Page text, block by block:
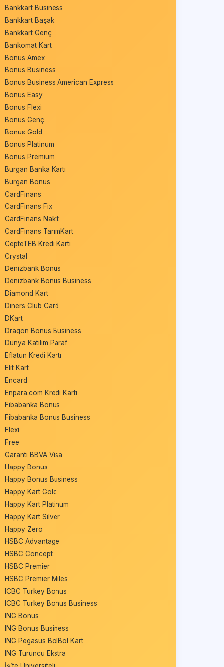
Bankkart Business
Bankkart Başak
Bankkart Genç
Bankomat Kart
Bonus Amex
Bonus Business
Bonus Business American Express
Bonus Easy
Bonus Flexi
Bonus Genç
Bonus Gold
Bonus Platinum
Bonus Premium
Burgan Banka Kartı
Burgan Bonus
CardFinans
CardFinans Fix
CardFinans Nakit
CardFinans TarımKart
CepteTEB Kredi Kartı
Crystal
Denizbank Bonus
Denizbank Bonus Business
Diamond Kart
Diners Club Card
DKart
Dragon Bonus Business
Dünya Katılım Paraf
Eflatun Kredi Kartı
Elit Kart
Encard
Enpara.com Kredi Kartı
Fibabanka Bonus
Fibabanka Bonus Business
Flexi
Free
Garanti BBVA Visa
Happy Bonus
Happy Bonus Business
Happy Kart Gold
Happy Kart Platinum
Happy Kart Silver
Happy Zero
HSBC Advantage
HSBC Concept
HSBC Premier
HSBC Premier Miles
ICBC Turkey Bonus
ICBC Turkey Bonus Business
ING Bonus
ING Bonus Business
ING Pegasus BolBol Kart
ING Turuncu Ekstra
İş’te Üniversiteli